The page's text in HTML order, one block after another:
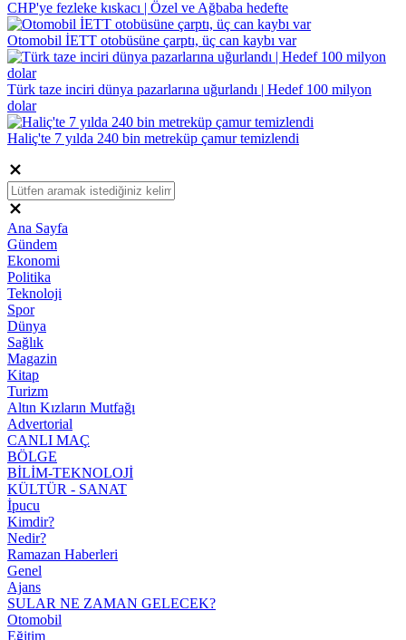
CHP'ye fezleke kıskacı | Özel ve Ağbaba hedefte
Otomobil İETT otobüsüne çarptı, üç can kaybı var
Türk taze inciri dünya pazarlarına uğurlandı | Hedef 100 milyon
dolar
Haliç'te 7 yılda 240 bin metreküp çamur temizlendi
Ana Sayfa
Gündem
Ekonomi
Politika
Teknoloji
Spor
Dünya
Sağlık
Magazin
Kitap
Turizm
Altın Kızların Mutfağı
Advertorial
CANLI MAÇ
BÖLGE
BİLİM-TEKNOLOJİ
KÜLTÜR - SANAT
İpucu
Kimdir?
Nedir?
Ramazan Haberleri
Genel
Ajans
SULAR NE ZAMAN GELECEK?
Otomobil
Eğitim